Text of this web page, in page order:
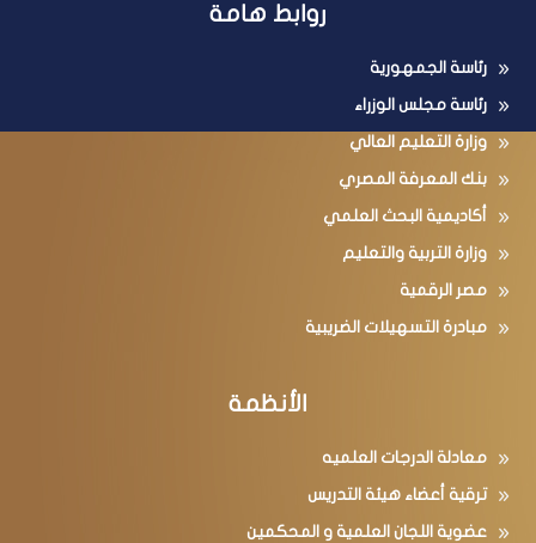
روابط هامة
رئاسة الجمهورية
رئاسة مجلس الوزراء
وزارة التعليم العالي
بنك المعرفة المصري
أكاديمية البحث العلمي
وزارة التربية والتعليم
مصر الرقمية
مبادرة التسهيلات الضريبية
الأنظمة
معادلة الدرجات العلميه
ترقية أعضاء هيئة التدريس
عضوية اللجان العلمية و المحكمين